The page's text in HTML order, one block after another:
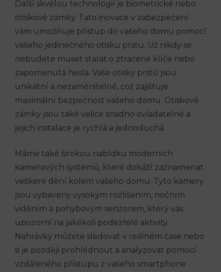
Další skvělou technologií je biometrické nebo
otiskové zámky. Tato inovace v zabezpečení
vám umožňuje přístup do vašeho domu pomocí
vašeho jedinečného otisku prstu. Už nikdy se
nebudete muset starat o ztracené klíče nebo
zapomenutá hesla. Vaše otisky prstů jsou
unikátní a nezaměnitelné, což zajišťuje
maximální bezpečnost vašeho domu. Otiskové
zámky jsou také velice snadno ovladatelné a
jejich instalace je rychlá a jednoduchá.
Máme také širokou nabídku moderních
kamerových systémů, které dokáží zaznamenat
veškeré dění kolem vašeho domu. Tyto kamery
jsou vybaveny vysokým rozlišením, nočním
viděním a pohybovým senzorem, který vás
upozorní na jakékoli podezřelé aktivity.
Nahrávky můžete sledovat v reálném čase nebo
si je později prohlédnout a analyzovat pomocí
vzdáleného přístupu z vašeho smartphone